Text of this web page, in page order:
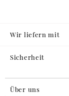
Wir liefern mit
Sicherheit
Über uns